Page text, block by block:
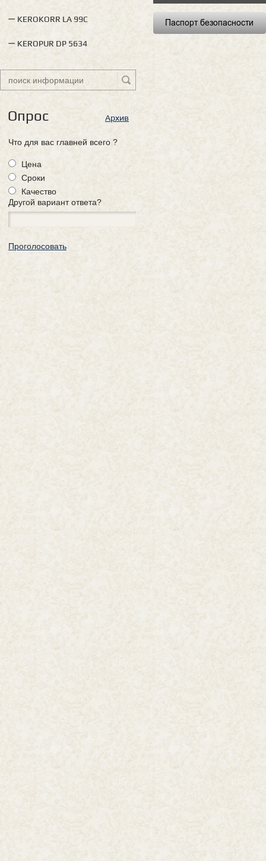
KEROKORR LA 99С
KEROPUR DP 5634
Опрос Архив
Что для вас главней всего ?
Цена
Сроки
Качество
Другой вариант ответа?